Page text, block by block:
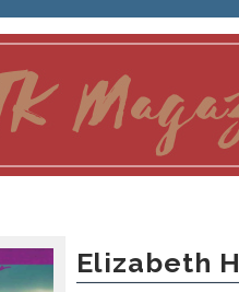
Elizabeth